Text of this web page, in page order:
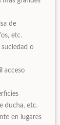
de
etc.
o
acceso
ducha, etc.
en lugares